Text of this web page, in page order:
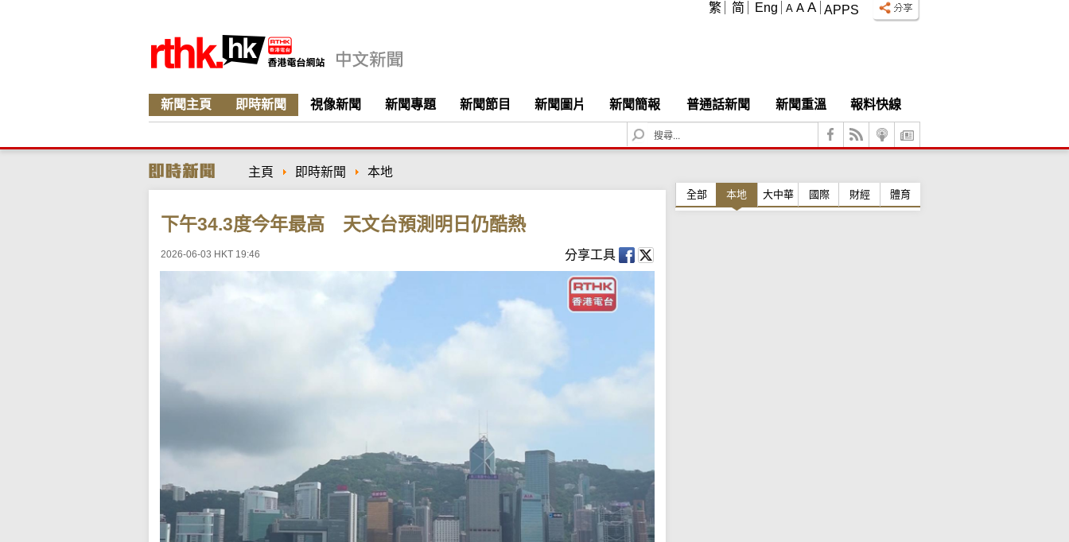
APPS
A A A
繁 简 Eng
新聞主頁 即時新聞 視像新聞 新聞專題 新聞節目 新聞圖片 新聞簡報 普通話新聞 新聞重溫
報料快線
S
e
c
主頁 即時新聞 本地
下午34.3度今年最高 天文台預測明日仍酷熱
2026-06-03 HKT 19:46 分享工具
全部 本地 大中華 國際 財經 體育